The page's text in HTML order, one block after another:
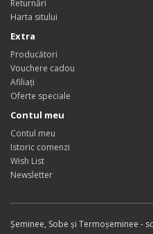
Returnări
Harta sitului
Extra
Producători
Vouchere cadou
Afiliaţi
Oferte speciale
Contul meu
Contul meu
Istoric comenzi
Wish List
Newsletter
Șeminee, Sobe și Termoșeminee -